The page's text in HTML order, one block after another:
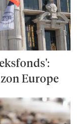
Europe